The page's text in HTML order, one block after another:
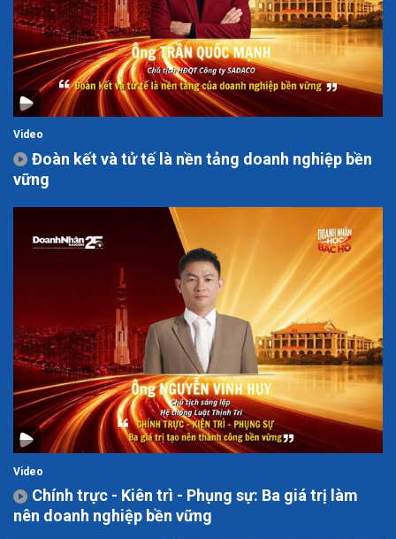
Video
Đoàn kết và tử tế là nền tảng doanh nghiệp bền
vững
Video
Chính trực - Kiên trì - Phụng sự: Ba giá trị làm
nên doanh nghiệp bền vững